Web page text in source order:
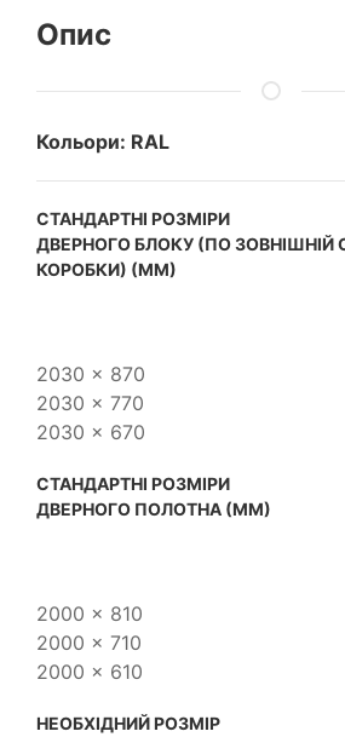
Опис
Кольори: RAL
CТАНДАРТНІ РОЗМІРИ
ДВЕРНОГО БЛОКУ (ПО ЗОВНІШНІЙ
КОРОБКИ) (ММ)
2030 x 870
2030 x 770
2030 x 670
CТАНДАРТНІ РОЗМІРИ
ДВЕРНОГО ПОЛОТНА (ММ)
2000 x 810
2000 x 710
2000 x 610
НЕОБХІДНИЙ РОЗМІР